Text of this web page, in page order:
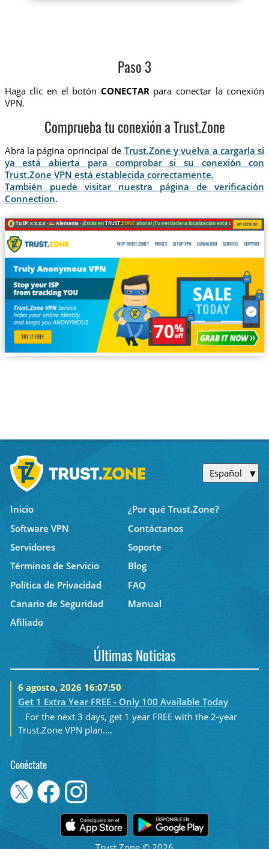
Paso 3
Haga clic en el botón CONECTAR para conectar la conexión
VPN.
Comprueba tu conexión a Trust.Zone
Abra la página oprincipal de Trust.Zone y vuelva a cargarla si
ya está abierta para comprobar si su conexión con
Trust.Zone VPN está establecida correctamente.
También puede visitar nuestra página de verificación
Connection.
Tu IP: x.x.x.x · Alemania ·¡Estás enTRUST.ZONEahora! ¡Tu verdadera localización está oculta!
Español
Inicio
¿Por qué Trust.Zone?
Software VPN
Contáctanos
Servidores
Soporte
Términos de Servicio
Blog
Política de Privacidad
FAQ
Canario de Seguridad
Manual
Afiliado
Últimas Noticias
6 agosto, 2026 16:07:50
Get 1 Extra Year FREE - Only 100 Available Today
For the next 3 days, get 1 year FREE with the 2-year
Trust.Zone VPN plan....
Conéctate